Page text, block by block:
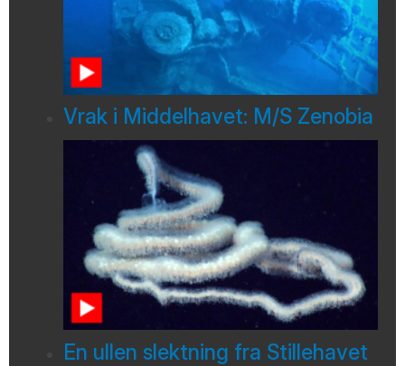
Vrak i Middelhavet: M/S Zenobia
En ullen slektning fra Stillehavet